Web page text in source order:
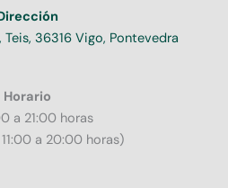
Teis, 36316 Vigo, Pontevedra
Horario
a 21:00 horas
a 20:00 horas)